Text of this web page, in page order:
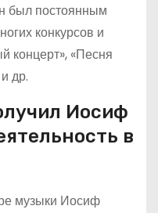
был постоянным
конкурсов и
концерт», «Песня
др.
Иосиф
в
музыки Иосиф